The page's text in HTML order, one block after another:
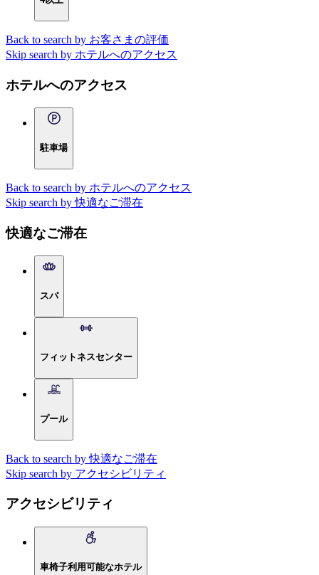
Back to search by お客さまの評価
Skip search by ホテルへのアクセス
ホテルへのアクセス
駐車場
Back to search by ホテルへのアクセス
Skip search by 快適なご滞在
快適なご滞在
スパ
フィットネスセンター
プール
Back to search by 快適なご滞在
Skip search by アクセシビリティ
アクセシビリティ
車椅子利用可能なホテル